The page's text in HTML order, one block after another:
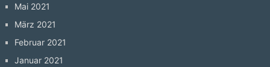
Mai 2021
März 2021
Februar 2021
Januar 2021